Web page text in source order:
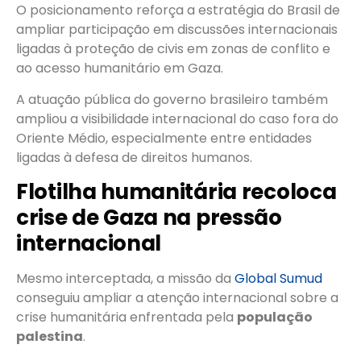
O posicionamento reforça a estratégia do Brasil de
ampliar participação em discussões internacionais
ligadas à proteção de civis em zonas de conflito e
ao acesso humanitário em Gaza.
A atuação pública do governo brasileiro também
ampliou a visibilidade internacional do caso fora do
Oriente Médio, especialmente entre entidades
ligadas à defesa de direitos humanos.
Flotilha humanitária recoloca
crise de Gaza na pressão
internacional
Mesmo interceptada, a missão da Global Sumud
conseguiu ampliar a atenção internacional sobre a
crise humanitária enfrentada pela população
palestina.